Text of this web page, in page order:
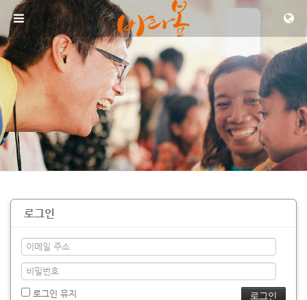
메뉴 건너뛰기
로그인
로그인 유지